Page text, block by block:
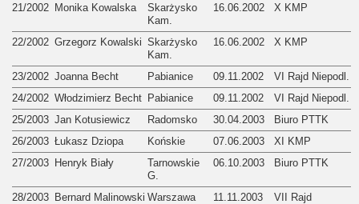
21/2002 Monika Kowalska
Skarżysko
Kam.
16.06.2002 X KMP
22/2002 Grzegorz Kowalski Skarżysko
Kam.
16.06.2002 X KMP
23/2002 Joanna Becht Pabianice 09.11.2002
VI Rajd Niepodl.
24/2002 Włodzimierz Becht Pabianice 09.11.2002
VI Rajd Niepodl.
25/2003 Jan Kotusiewicz Radomsko 30.04.2003
Biuro PTTK
26/2003 Łukasz Dziopa Końskie 07.06.2003
XI KMP
27/2003 Henryk Biały
Tarnowskie
G.
06.10.2003 Biuro PTTK
28/2003 Bernard Malinowski Warszawa 11.11.2003
VII Rajd